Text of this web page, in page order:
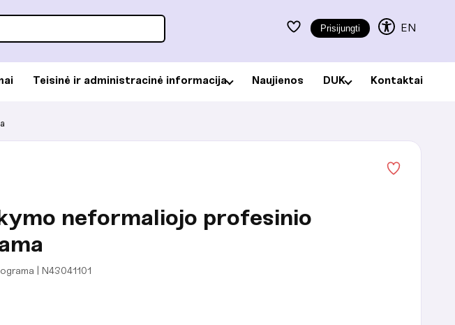
Prisijungti EN
Teisinė ir administracinė informacija Naujienos DUK Kontaktai
neformaliojo profesinio
| N43041101